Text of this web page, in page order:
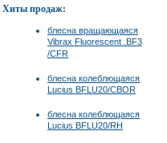
Хиты продаж:
блесна вращающаяся
Vibrax Fluorescent .BF3
/CFR
блесна колеблющаяся
Lucius BFLU20/CBOR
блесна колеблющаяся
Lucius BFLU20/RH